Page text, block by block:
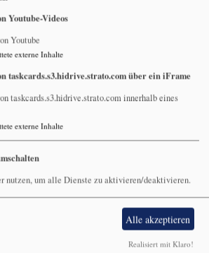
Andacht über das Vaterunser.
Dazu heute das Lied "Unser
Vater" von Christoph
Kommt, atmet auf die Nr. 035).
Anmelden
Youtube-Videos
Youtube
externe Inhalte
taskcards.s3.hidrive.strato.com über ein iFrame
taskcards.s3.hidrive.strato.com innerhalb eines
externe Inhalte
nutzen, um alle Dienste zu aktivieren/deaktivieren.
Alle akzeptieren
Realisiert mit Klaro!